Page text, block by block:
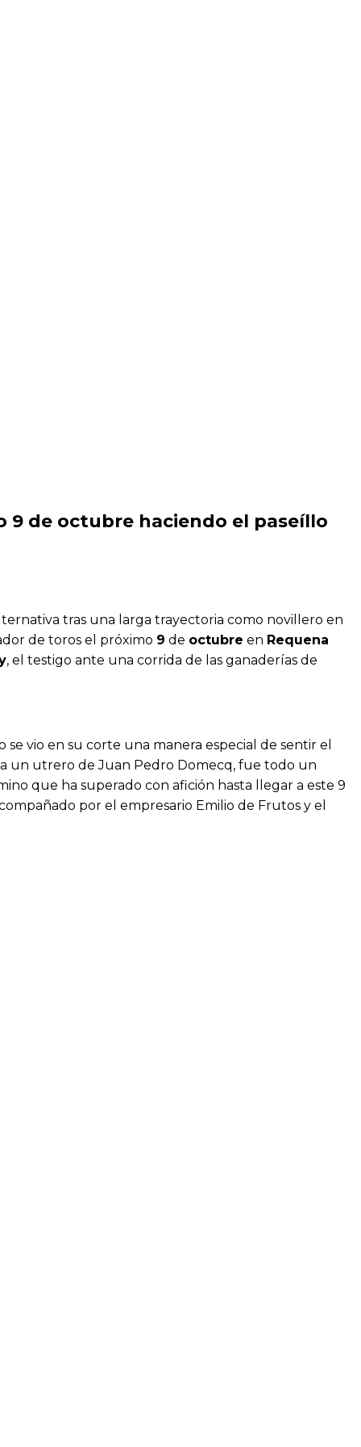
de octubre haciendo el paseíllo
tras una larga trayectoria como novillero en
de toros el próximo 9 de octubre en Requena
, el testigo ante una corrida de las ganaderías de
vio en su corte una manera especial de sentir el
un utrero de Juan Pedro Domecq, fue todo un
que ha superado con afición hasta llegar a este 9
por el empresario Emilio de Frutos y el